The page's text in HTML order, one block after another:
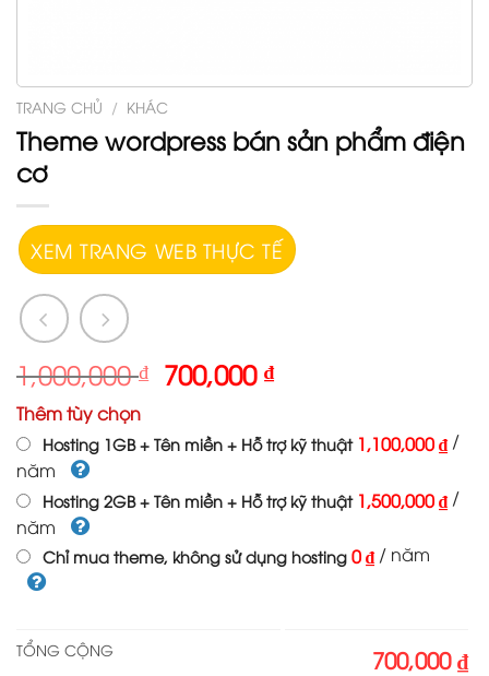
TRANG CHỦ / KHÁC
Theme wordpress bán sản phẩm điện
cơ
XEM TRANG WEB THỰC TẾ
1,000,000₫ 700,000₫
Thêm tùy chọn
Hosting 1GB + Tên miền + Hỗ trợ kỹ thuật 1,100,000 ₫ /
năm
Hosting 2GB + Tên miền + Hỗ trợ kỹ thuật 1,500,000 ₫ /
năm
Chỉ mua theme, không sử dụng hosting 0 ₫ / năm
TỔNG CỘNG 700,000 ₫